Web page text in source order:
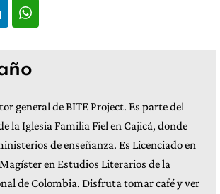
LinkedIn
general de BITE Project. Es parte del
la Iglesia Familia Fiel en Cajicá, donde
de enseñanza. Es Licenciado en
en Estudios Literarios de la
de Colombia. Disfruta tomar café y ver